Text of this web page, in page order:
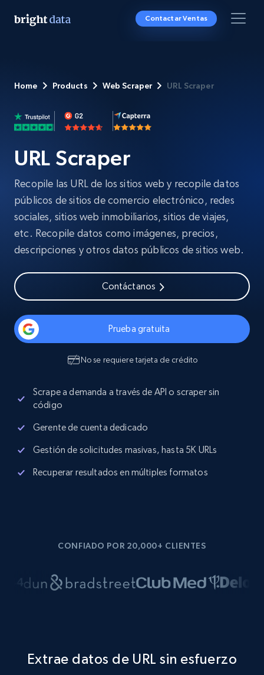
Contactar Ventas
Home Products Web Scraper URL Scraper
URL Scraper
Recopile las URL de los sitios web y recopile datos
públicos de sitios de comercio electrónico, redes
sociales, sitios web inmobiliarios, sitios de viajes,
etc. Recopile datos como imágenes, precios,
descripciones y otros datos públicos de sitios web.
Contáctanos
Prueba gratuita
No se requiere tarjeta de crédito
Scrape a demanda a través de API o scraper sin
código
Gerente de cuenta dedicado
Gestión de solicitudes masivas, hasta 5K URLs
Recuperar resultados en múltiples formatos
CONFIADO POR 20,000+ CLIENTES
Extrae datos de URL sin esfuerzo